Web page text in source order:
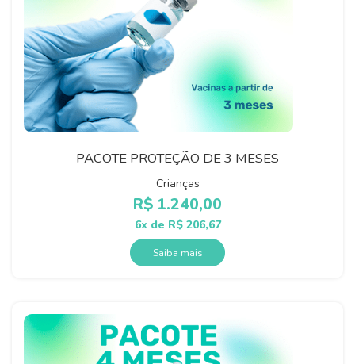
PACOTE PROTEÇÃO DE 3 MESES
Crianças
R$ 1.240,00
6x de R$206,67
Saiba mais